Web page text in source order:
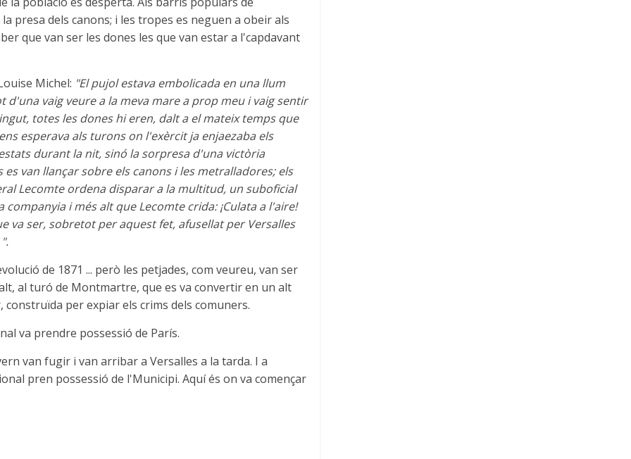
presa dels canons; i les tropes es neguen a obeir als
que van ser les dones les que van estar a l'capdavant
Michel: "El pujol estava embolicada en una llum
vaig veure a la meva mare a prop meu i vaig sentir
totes les dones hi eren, dalt a el mateix temps que
esperava als turons on l'exèrcit ja enjaezaba els
durant la nit, sinó la sorpresa d'una victòria
van llançar sobre els canons i les metralladores; els
Lecomte ordena disparar a la multitud, un suboficial
i més alt que Lecomte crida: ¡Culata a l'aire!
va ser, sobretot per aquest fet, afusellat per Versalles
de 1871 ... però les petjades, com veureu, van ser
al turó de Montmartre, que es va convertir en un alt
per expiar els crims dels comuners.
va prendre possessió de París.
van fugir i van arribar a Versalles a la tarda. I a
pren possessió de l'Municipi. Aquí és on va començar